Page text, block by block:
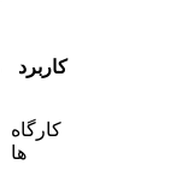
کاربرد
کارگاه
ها